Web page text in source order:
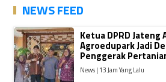
NEWS FEED
Ketua DPRD Jateng
Agroedupark Jadi
Penggerak
News | 13 Jam Yang Lalu